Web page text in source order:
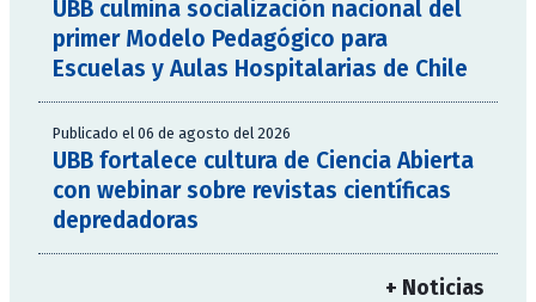
UBB culmina socialización nacional del
primer Modelo Pedagógico para
Escuelas y Aulas Hospitalarias de Chile
Publicado el 06 de agosto del 2026
UBB fortalece cultura de Ciencia Abierta
con webinar sobre revistas científicas
depredadoras
+ Noticias